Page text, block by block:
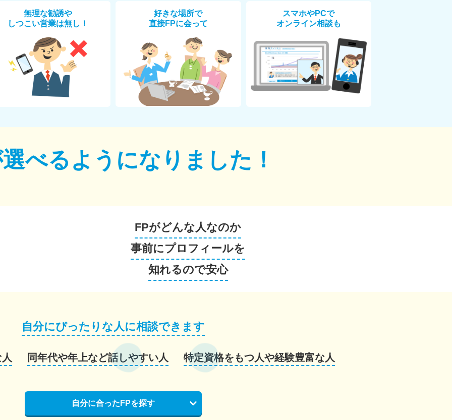
無理な勧誘や
しつこい営業は無し！
好きな場所で
直接FPに会って
スマホやPCで
オンライン相談も
べるようになりました！
FPがどんな人なのか
事前にプロフィールを
知れるので安心
自分にぴったりな人に相談できます
同年代や年上など話しやすい人 特定資格をもつ人や経験豊富な人
自分に合ったFPを探す